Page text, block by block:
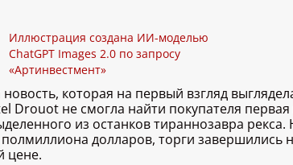
Иллюстрация создана ИИ-моделью
ChatGPT Images 2.0 по запросу
«Артинвестмент»
которая на первый взгляд
не смогла найти покупателя
из останков тираннозавра
долларов, торги
цене.